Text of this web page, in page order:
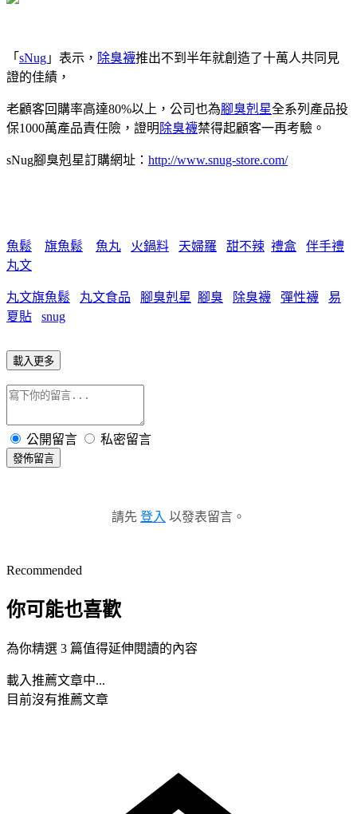
「 sNug 」表示， 除臭襪推出不到半年就創造了十萬人共同見
證的佳績，
老顧客回購率高達80%以上，公司也為腳臭剋星全系列產品投
保1000萬產品責任險，證明 除臭襪禁得起顧客一再考驗。
sNug腳臭剋星訂購網址： http://www.snug-store.com/
魚鬆 旗魚鬆 魚丸 火鍋料 天婦羅 甜不辣 禮盒
伴手禮
丸文
丸文旗魚鬆 丸文食品 腳臭剋星 腳臭 除臭襪 彈性襪
易
夏貼
snug
載入更多
公開留言 私密留言
發佈留言
請先 登入 以發表留言。
Recommended
你可能也喜歡
為你精選 3 篇值得延伸閱讀的內容
載入推薦文章中...
目前沒有推薦文章